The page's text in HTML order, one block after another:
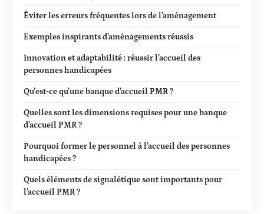
Éviter les erreurs fréquentes lors de l’aménagement
Exemples inspirants d’aménagements réussis
Innovation et adaptabilité : réussir l’accueil des
personnes handicapées
Qu’est-ce qu’une banque d’accueil PMR ?
Quelles sont les dimensions requises pour une banque
d’accueil PMR ?
Pourquoi former le personnel à l’accueil des personnes
handicapées ?
Quels éléments de signalétique sont importants pour
l’accueil PMR ?